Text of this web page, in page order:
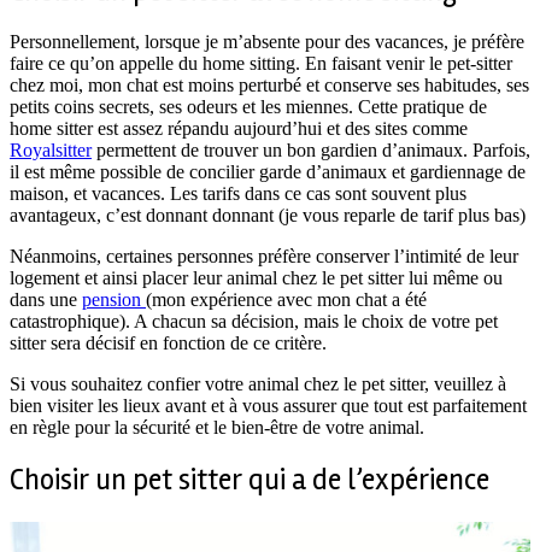
Personnellement, lorsque je m’absente pour des vacances, je préfère
faire ce qu’on appelle du home sitting. En faisant venir le pet-sitter
chez moi, mon chat est moins perturbé et conserve ses habitudes, ses
petits coins secrets, ses odeurs et les miennes. Cette pratique de
home sitter est assez répandu aujourd’hui et des sites comme
Royalsitterpermettent de trouver un bon gardien d’animaux. Parfois,
il est même possible de concilier garde d’animaux et gardiennage de
maison, et vacances. Les tarifs dans ce cas sont souvent plus
avantageux, c’est donnant donnant (je vous reparle de tarif plus bas)
Néanmoins, certaines personnes préfère conserver l’intimité de leur
logement et ainsi placer leur animal chez le pet sitter lui même ou
dans une pension (mon expérience avec mon chat a été
catastrophique). A chacun sa décision, mais le choix de votre pet
sitter sera décisif en fonction de ce critère.
Si vous souhaitez confier votre animal chez le pet sitter, veuillez à
bien visiter les lieux avant et à vous assurer que tout est parfaitement
en règle pour la sécurité et le bien-être de votre animal.
Choisir un pet sitter qui a de l’expérience